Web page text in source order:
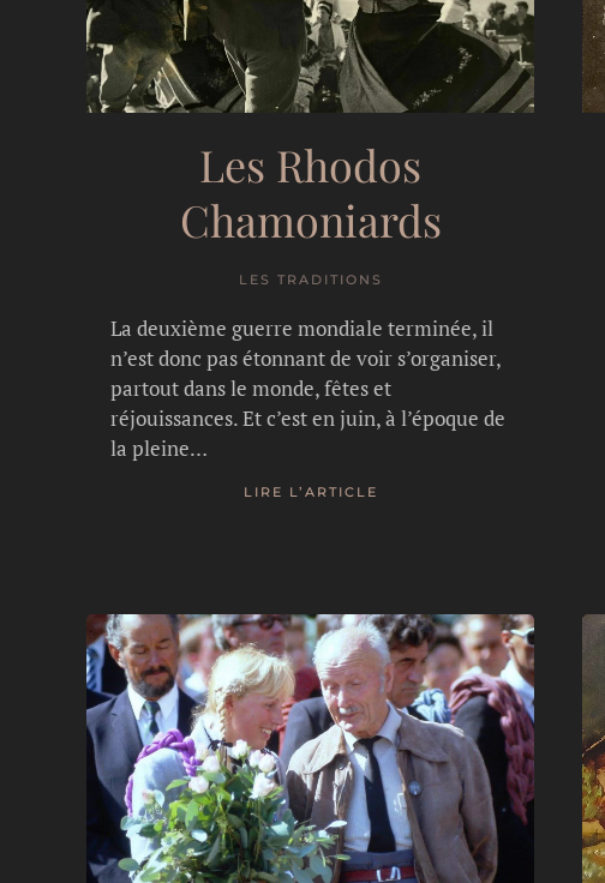
Les Rhodos
Chamoniards
LES TRADITIONS
La deuxième guerre mondiale terminée, il
n’est donc pas étonnant de voir s’organiser,
partout dans le monde, fêtes et
réjouissances. Et c’est en juin, à l’époque de
la pleine…
LIRE L’ARTICLE